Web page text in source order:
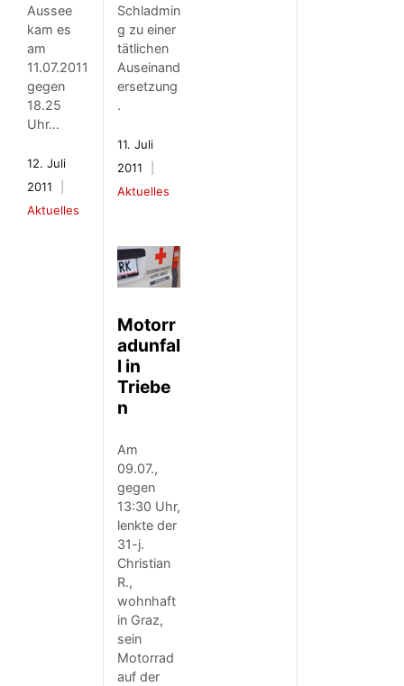
Aussee
kam es
am
11.07.2011
gegen
18.25
Uhr…
12. Juli
2011
Aktuelles
Schladmin
g zu einer
tätlichen
Auseinand
ersetzung
.
11. Juli
2011
Aktuelles
Motorr
adunfal
l in
Triebe
n
Am
09.07.,
gegen
13:30 Uhr,
lenkte der
31-j.
Christian
R.,
wohnhaft
in Graz,
sein
Motorrad
auf der